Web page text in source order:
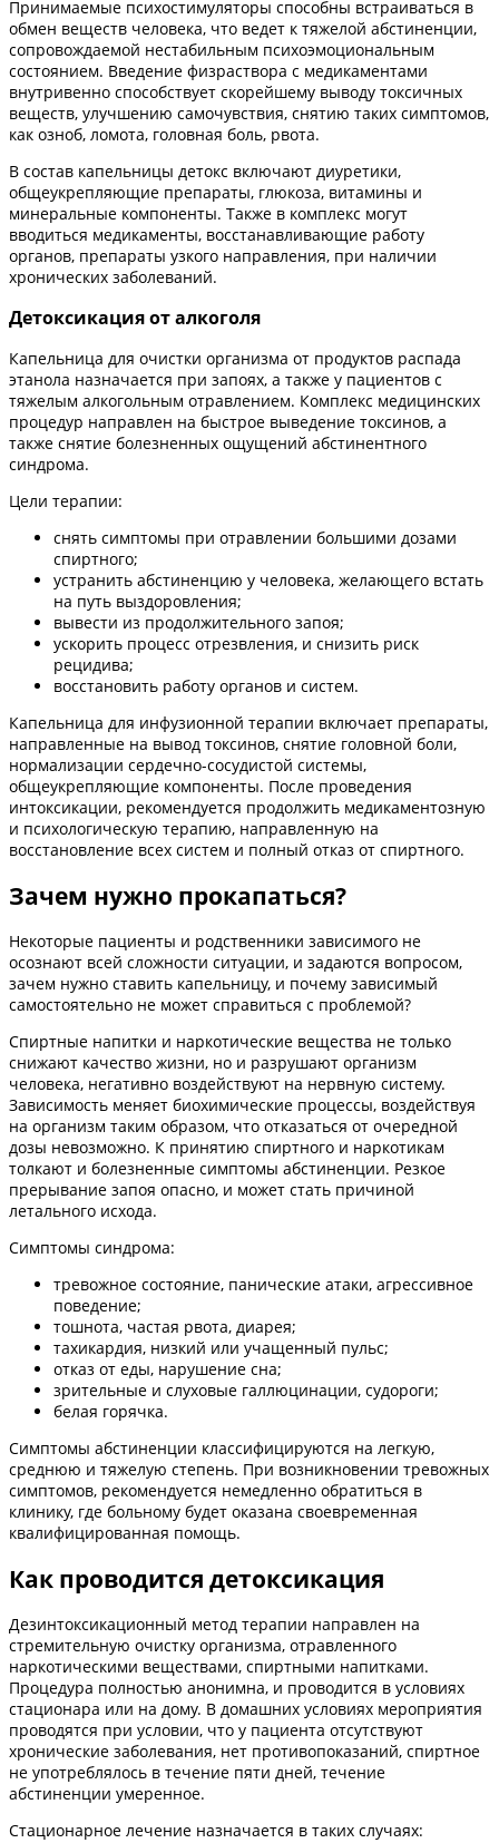
Принимаемые психостимуляторы способны встраиваться в
обмен веществ человека, что ведет к тяжелой абстиненции,
сопровождаемой нестабильным психоэмоциональным
состоянием. Введение физраствора с медикаментами
внутривенно способствует скорейшему выводу токсичных
веществ, улучшению самочувствия, снятию таких симптомов,
как озноб, ломота, головная боль, рвота.
В состав капельницы детокс включают диуретики,
общеукрепляющие препараты, глюкоза, витамины и
минеральные компоненты. Также в комплекс могут
вводиться медикаменты, восстанавливающие работу
органов, препараты узкого направления, при наличии
хронических заболеваний.
Детоксикация от алкоголя
Капельница для очистки организма от продуктов распада
этанола назначается при запоях, а также у пациентов с
тяжелым алкогольным отравлением. Комплекс медицинских
процедур направлен на быстрое выведение токсинов, а
также снятие болезненных ощущений абстинентного
синдрома.
Цели терапии:
снять симптомы при отравлении большими дозами
спиртного;
устранить абстиненцию у человека, желающего встать
на путь выздоровления;
вывести из продолжительного запоя;
ускорить процесс отрезвления, и снизить риск
рецидива;
восстановить работу органов и систем.
Капельница для инфузионной терапии включает препараты,
направленные на вывод токсинов, снятие головной боли,
нормализации сердечно-сосудистой системы,
общеукрепляющие компоненты. После проведения
интоксикации, рекомендуется продолжить медикаментозную
и психологическую терапию, направленную на
восстановление всех систем и полный отказ от спиртного.
Зачем нужно прокапаться?
Некоторые пациенты и родственники зависимого не
осознают всей сложности ситуации, и задаются вопросом,
зачем нужно ставить капельницу, и почему зависимый
самостоятельно не может справиться с проблемой?
Спиртные напитки и наркотические вещества не только
снижают качество жизни, но и разрушают организм
человека, негативно воздействуют на нервную систему.
Зависимость меняет биохимические процессы, воздействуя
на организм таким образом, что отказаться от очередной
дозы невозможно. К принятию спиртного и наркотикам
толкают и болезненные симптомы абстиненции. Резкое
прерывание запоя опасно, и может стать причиной
летального исхода.
Симптомы синдрома:
тревожное состояние, панические атаки, агрессивное
поведение;
тошнота, частая рвота, диарея;
тахикардия, низкий или учащенный пульс;
отказ от еды, нарушение сна;
зрительные и слуховые галлюцинации, судороги;
белая горячка.
Симптомы абстиненции классифицируются на легкую,
среднюю и тяжелую степень. При возникновении тревожных
симптомов, рекомендуется немедленно обратиться в
клинику, где больному будет оказана своевременная
квалифицированная помощь.
Как проводится детоксикация
Дезинтоксикационный метод терапии направлен на
стремительную очистку организма, отравленного
наркотическими веществами, спиртными напитками.
Процедура полностью анонимна, и проводится в условиях
стационара или на дому. В домашних условиях мероприятия
проводятся при условии, что у пациента отсутствуют
хронические заболевания, нет противопоказаний, спиртное
не употреблялось в течение пяти дней, течение
абстиненции умеренное.
Стационарное лечение назначается в таких случаях: